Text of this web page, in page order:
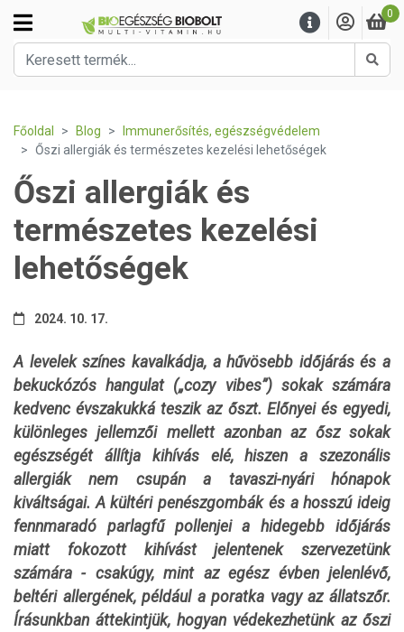
0
Főoldal Blog
Immunerősítés, egészségvédelem
Őszi allergiák és természetes kezelési lehetőségek
Őszi allergiák és
természetes kezelési
lehetőségek
2024. 10. 17.
A levelek színes kavalkádja, a hűvösebb időjárás és a
bekuckózós hangulat („cozy vibes”) sokak számára
kedvenc évszakukká teszik az őszt. Előnyei és egyedi,
különleges jellemzői mellett azonban az ősz sokak
egészségét állítja kihívás elé,hiszen a szezonális
allergiák nem csupán a tavaszi-nyári hónapok
kiváltságai. A kültéri penészgombák és a hosszú ideig
fennmaradó parlagfű pollenjei a hidegebb időjárás
miatt fokozott kihívást jelentenek szervezetünk
számára - csakúgy, mint azegész évben jelenlévő,
beltéri allergének, például a poratka vagy az állatszőr.
Írásunkban áttekintjük, hogyan védekezhetünk az őszi